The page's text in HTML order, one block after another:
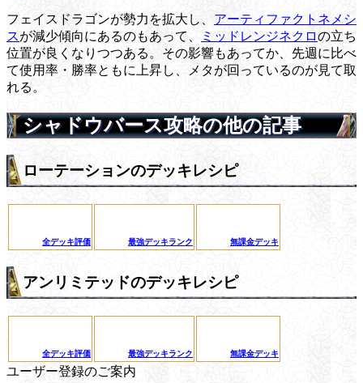
フェイスドラゴンが勢力を拡大し、 アーティファクトネメシ
スが減少傾向にあるのもあって、 ミッドレンジネクロの立ち
位置が良くなりつつある。その影響もあってか、先週に比べ
て使用率・勝率ともに上昇し、メタが回っているのが見て取
れる。
シャドウバース攻略の他の記事
ローテーションのデッキレシピ
全デッキ評価 最強デッキランク 無課金デッキ
アンリミテッドのデッキレシピ
全デッキ評価 最強デッキランク 無課金デッキ
ユーザー登録のご案内